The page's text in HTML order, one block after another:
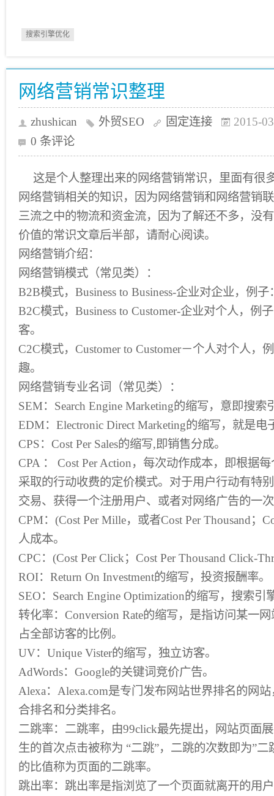
搜索引擎优化
网络营销常识整理
zhushican 外贸SEO 固定连接
2015-
0 条评论
这是个人整理出来的网络营销常识，里面有很
网络营销相关的知识，因为网络营销和网络营销
三流之中的物流和资金流，因为了解还不多，没
价值的常识文章后半部，请耐心阅读。
网络营销介绍：
网络营销模式（常见类）：
B2B模式，Business to Business-企业对企业，例
B2C模式，Business to Customer-企业对个人，例
客。
C2C模式，Customer to Customer－个人对个人，
趣。
网络营销专业名词（常见类）：
SEM：Search Engine Marketing的缩写，意即搜索
EDM：Electronic Direct Marketing的缩写，就是电
CPS：Cost Per Sales的缩写,即销售分成。
CPA ： Cost Per Action，每次动作成本，即根据
采取的行动收费的定价模式。对于用户行动有特
交易、获得一个注册用户、或者对网络广告的一
CPM：(Cost Per Mille，或者Cost Per Thousand；
人成本。
CPC：(Cost Per Click；Cost Per Thousand Click-
ROI：Return On Investment的缩写，投资报酬率。
SEO：Search Engine Optimization的缩写，搜索引
转化率：Conversion Rate的缩写，是指访问某一
占全部访客的比例。
UV：Unique Vister的缩写，独立访客。
AdWords：Google的关键词竞价广告。
Alexa：Alexa.com是专门发布网站世界排名的网
合排名和分类排名。
二跳率：二跳率，由99click最先提出，网站页面
生的首次点击被称为 “二跳”，二跳的次数即为”
的比值称为页面的二跳率。
跳出率：跳出率是指浏览了一个页面就离开的用